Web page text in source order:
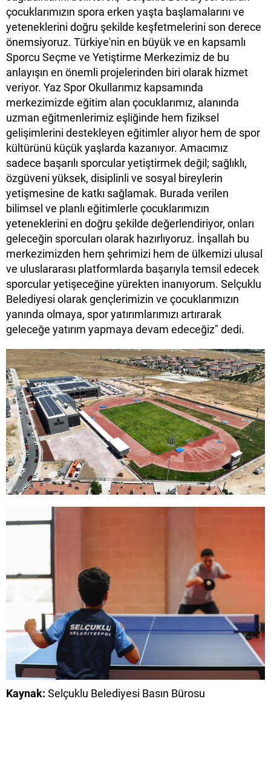
çocuklarımızın spora erken yaşta başlamalarını ve
yeteneklerini doğru şekilde keşfetmelerini son derece
önemsiyoruz. Türkiye'nin en büyük ve en kapsamlı
Sporcu Seçme ve Yetiştirme Merkezimiz de bu
anlayışın en önemli projelerinden biri olarak hizmet
veriyor. Yaz Spor Okullarımız kapsamında
merkezimizde eğitim alan çocuklarımız, alanında
uzman eğitmenlerimiz eşliğinde hem fiziksel
gelişimlerini destekleyen eğitimler alıyor hem de spor
kültürünü küçük yaşlarda kazanıyor. Amacımız
sadece başarılı sporcular yetiştirmek değil; sağlıklı,
özgüveni yüksek, disiplinli ve sosyal bireylerin
yetişmesine de katkı sağlamak. Burada verilen
bilimsel ve planlı eğitimlerle çocuklarımızın
yeteneklerini en doğru şekilde değerlendiriyor, onları
geleceğin sporcuları olarak hazırlıyoruz. İnşallah bu
merkezimizden hem şehrimizi hem de ülkemizi ulusal
ve uluslararası platformlarda başarıyla temsil edecek
sporcular yetişeceğine yürekten inanıyorum. Selçuklu
Belediyesi olarak gençlerimizin ve çocuklarımızın
yanında olmaya, spor yatırımlarımızı artırarak
geleceğe yatırım yapmaya devam edeceğiz" dedi.
Kaynak: Selçuklu Belediyesi Basın Bürosu